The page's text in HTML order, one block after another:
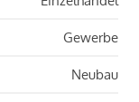
Gewerbe
Neubau